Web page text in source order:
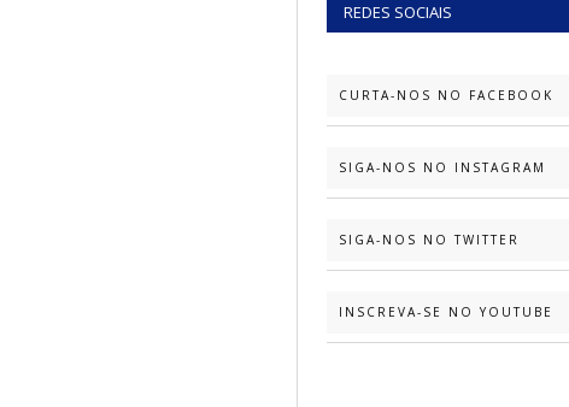
REDES SOCIAIS
CURTA-NOS NO FACEBOOK
SIGA-NOS NO INSTAGRAM
SIGA-NOS NO TWITTER
INSCREVA-SE NO YOUTUBE